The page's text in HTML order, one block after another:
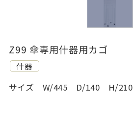
Z99 傘専用什器用カゴ
什器
サイズ W/445 D/140 H/210